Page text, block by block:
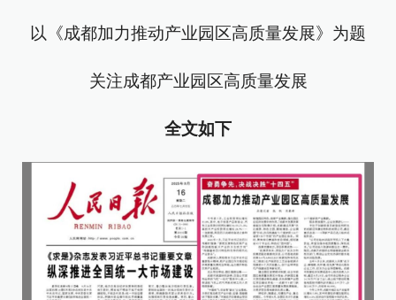
以《成都加力推动产业园区高质量发展》为题
关注成都产业园区高质量发展
全文如下